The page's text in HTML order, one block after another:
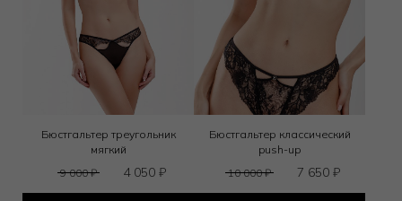
Бюстгальтер треугольник
мягкий
9 000₽ 4 050 ₽
Бюстгальтер классический
push-up
10 000₽ 7 650₽